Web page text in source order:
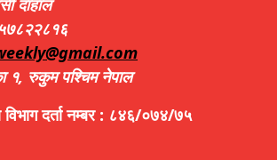
१, रुकुम पश्चिम नेपाल
दर्ता नम्बर : ८४६/०७४/७५